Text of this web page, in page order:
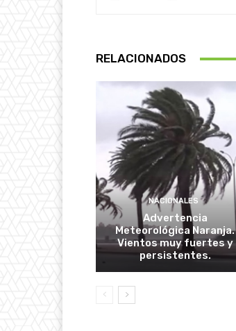
RELACIONADOS
NACIONALES
Advertencia
Meteorológica Naranja.
Vientos muy fuertes y
persistentes.